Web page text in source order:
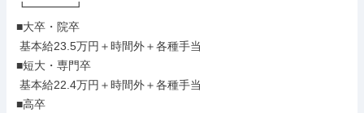
┗━━━━┛
■大卒・院卒
■短大・専門卒
■高卒